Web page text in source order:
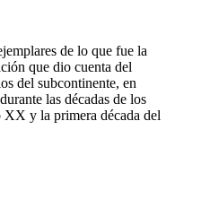
de lo que fue la
que dio cuenta del
del subcontinente, en
las décadas de los
y la primera década del